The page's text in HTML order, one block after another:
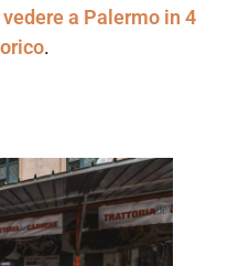
vedere a Palermo in 4
.